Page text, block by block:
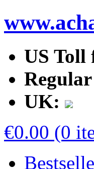
US Toll
UK:
€0.00 (0